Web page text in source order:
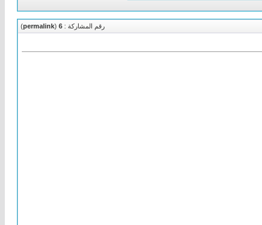
رقم المشاركة : 6
(
permalink
)